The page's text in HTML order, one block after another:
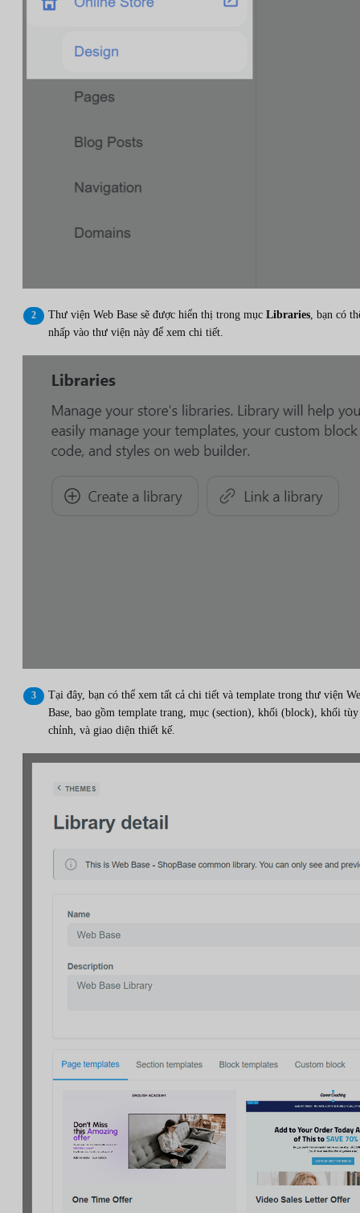
Thư viện Web Base sẽ được hiển thị trong mục Libraries , bạn có
nhấp vào thư viện này để xem chi tiết.
Tại đây, bạn có thể xem tất cả chi tiết và template trong thư viện
Base, bao gồm template trang, mục (section), khối (block), khối tùy
chỉnh, và giao diện thiết kế.